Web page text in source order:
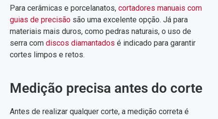
Para cerâmicas e porcelanatos, cortadores manuais com
guias de precisão são uma excelente opção. Já para
materiais mais duros, como pedras naturais, o uso de
serra com discos diamantados é indicado para garantir
cortes limpos e retos.
Medição precisa antes do corte
Antes de realizar qualquer corte, a medição correta é